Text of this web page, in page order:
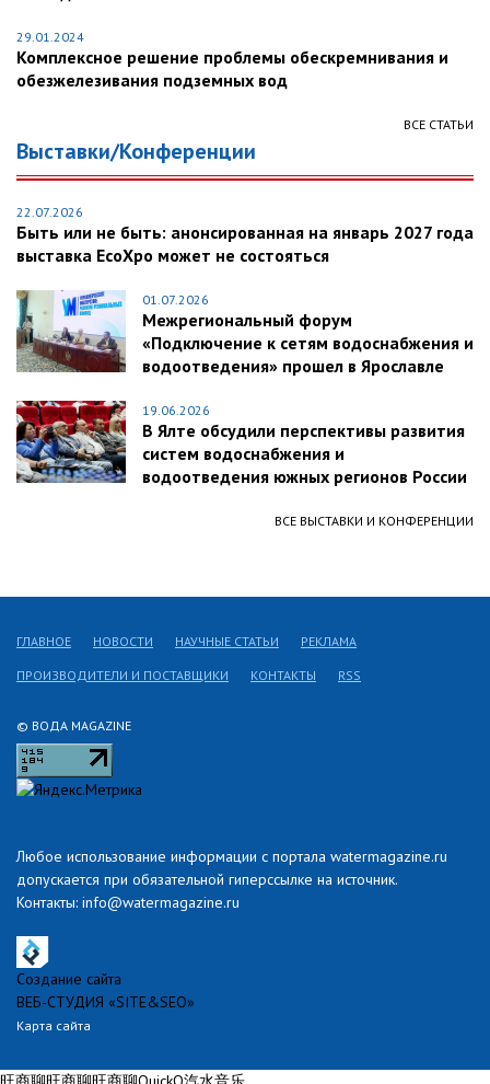
29.01.2024
Комплексное решение проблемы обескремнивания и
обезжелезивания подземных вод
ВСЕ СТАТЬИ
Выставки/Конференции
22.07.2026
Быть или не быть: анонсированная на январь 2027 года
выставка EcoXpo может не состояться
01.07.2026
Межрегиональный форум
«Подключение к сетям водоснабжения и
водоотведения» прошел в Ярославле
19.06.2026
В Ялте обсудили перспективы развития
систем водоснабжения и
водоотведения южных регионов России
ВСЕ ВЫСТАВКИ И КОНФЕРЕНЦИИ
© ВОДА MAGAZINE
Любое использование информации с портала watermagazine.ru
допускается при обязательной гиперссылке на источник.
Контакты: info@watermagazine.ru
ГЛАВНОЕ НОВОСТИ НАУЧНЫЕ СТАТЬИ РЕКЛАМА
ПРОИЗВОДИТЕЛИ И ПОСТАВЩИКИ КОНТАКТЫ RSS
Создание сайта
ВЕБ-СТУДИЯ «SITE&SEO»
Карта сайта